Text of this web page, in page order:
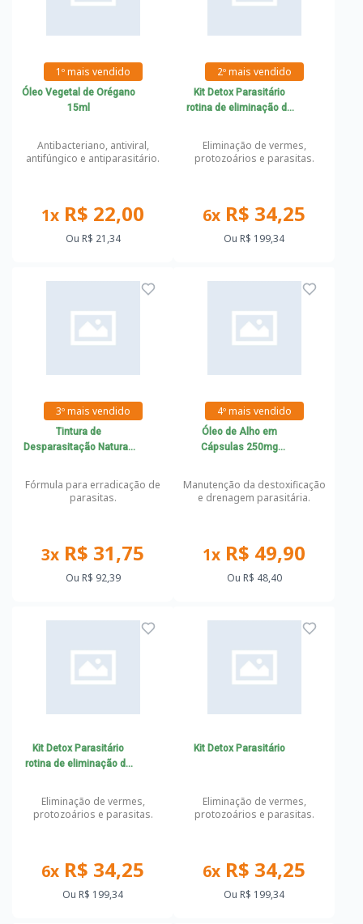
1º mais vendido
Óleo Vegetal de Orégano
15ml
Antibacteriano, antiviral,
antifúngico e antiparasitário.
1x R$ 22,00
Ou R$ 21,34
2º mais vendido
Kit Detox Parasitário
rotina de eliminação de
protozoários
Eliminação de vermes,
protozoários e parasitas.
6x R$ 34,25
Ou R$ 199,34
3º mais vendido
Tintura de
Desparasitação Natural:
+ Berberis + Cravo da
Índia + Absinto 90ml
Fórmula para erradicação de
parasitas.
3x R$ 31,75
Ou R$ 92,39
4º mais vendido
Óleo de Alho em
Cápsulas 250mg
Parasitário
Manutenção da destoxificação
e drenagem parasitária.
1x R$ 49,90
Ou R$ 48,40
Kit Detox Parasitário
rotina de eliminação de
protozoários
Eliminação de vermes,
protozoários e parasitas.
6x R$ 34,25
Ou R$ 199,34
Kit Detox Parasitário
Eliminação de vermes,
protozoários e parasitas.
6x R$ 34,25
Ou R$ 199,34